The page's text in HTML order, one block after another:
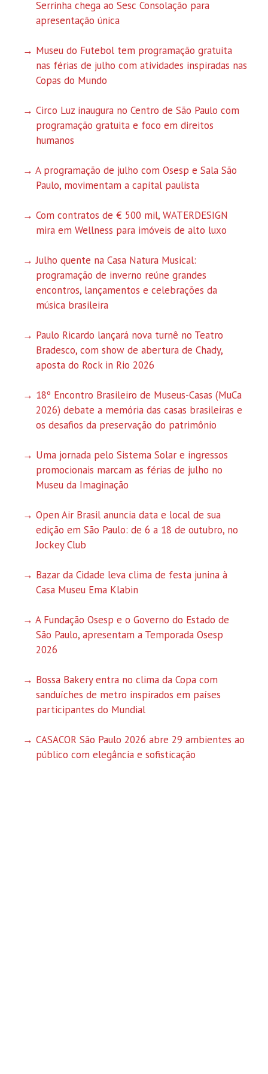
Serrinha chega ao Sesc Consolação para
apresentação única
Museu do Futebol tem programação gratuita
nas férias de julho com atividades inspiradas nas
Copas do Mundo
Circo Luz inaugura no Centro de São Paulo com
programação gratuita e foco em direitos
humanos
A programação de julho com Osesp e Sala São
Paulo, movimentam a capital paulista
Com contratos de € 500 mil, WATERDESIGN
mira em Wellness para imóveis de alto luxo
Julho quente na Casa Natura Musical:
programação de inverno reúne grandes
encontros, lançamentos e celebrações da
música brasileira
Paulo Ricardo lançará nova turnê no Teatro
Bradesco, com show de abertura de Chady,
aposta do Rock in Rio 2026
18º Encontro Brasileiro de Museus-Casas (MuCa
2026) debate a memória das casas brasileiras e
os desafios da preservação do patrimônio
Uma jornada pelo Sistema Solar e ingressos
promocionais marcam as férias de julho no
Museu da Imaginação
Open Air Brasil anuncia data e local de sua
edição em São Paulo: de 6 a 18 de outubro, no
Jockey Club
Bazar da Cidade leva clima de festa junina à
Casa Museu Ema Klabin
A Fundação Osesp e o Governo do Estado de
São Paulo, apresentam a Temporada Osesp
2026
Bossa Bakery entra no clima da Copa com
sanduíches de metro inspirados em países
participantes do Mundial
CASACOR São Paulo 2026 abre 29 ambientes ao
público com elegância e sofisticação